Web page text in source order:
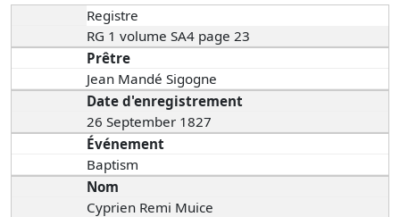
Registre
RG 1 volume SA4 page 23
Prêtre
Jean Mandé Sigogne
Date d'enregistrement
26 September 1827
Événement
Baptism
Nom
Cyprien Remi Muice